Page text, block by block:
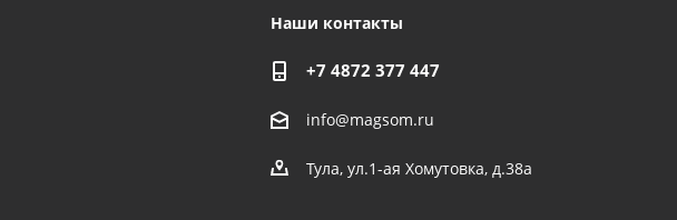
Наши контакты
+7 4872 377 447
info@magsom.ru
Тула, ул.1-ая Хомутовка, д.38а